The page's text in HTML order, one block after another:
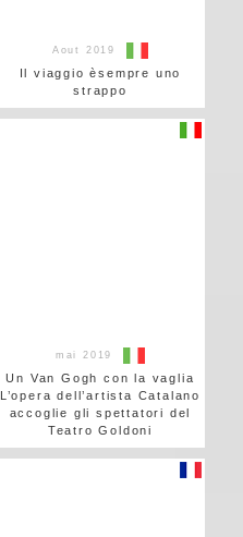
Aout 2019
Il viaggio èsempre uno
strappo
mai 2019
Un Van Gogh con la vaglia
L’opera dell’artista Catalano
accoglie gli spettatori del
Teatro Goldoni